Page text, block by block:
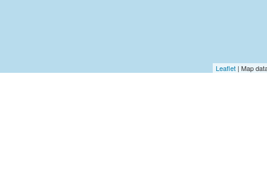
Leaflet | Map